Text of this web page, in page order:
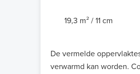
19,3 m² / 11 cm
De vermelde
verwarmd kan worden.